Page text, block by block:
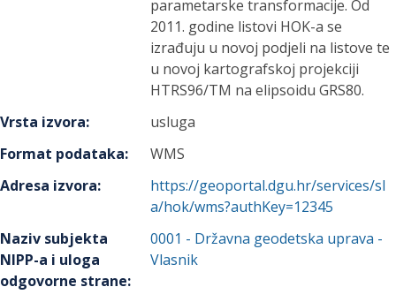
parametarske transformacije. Od
2011. godine listovi HOK-a se
izrađuju u novoj podjeli na listove te
u novoj kartografskoj projekciji
HTRS96/TM na elipsoidu GRS80.
Vrsta izvora:
usluga
Format podataka:
WMS
Adresa izvora:
https://geoportal.dgu.hr/services/sl
a/hok/wms?authKey=12345
Naziv subjekta
NIPP-a i uloga
odgovorne strane:
0001 - Državna geodetska uprava -
Vlasnik